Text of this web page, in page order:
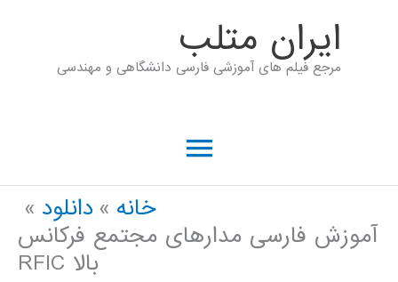
ايران متلب
مرجع فیلم های آموزشی فارسی دانشگاهی و مهندسی
فهرست
اصلیخانه
دانلود
آموزش فارسی مدارهای مجتمع فرکانس
بالا RFIC